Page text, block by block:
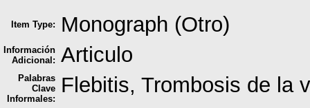
Item Type: Monograph (Otro)
Información
Adicional: Articulo
Palabras
Clave
Informales:
Flebitis, Trombosis de la